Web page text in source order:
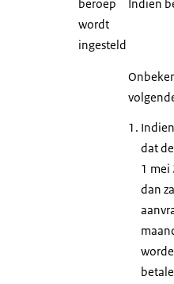
beroep
wordt
ingesteld
Indien
dat
1 mei
dan